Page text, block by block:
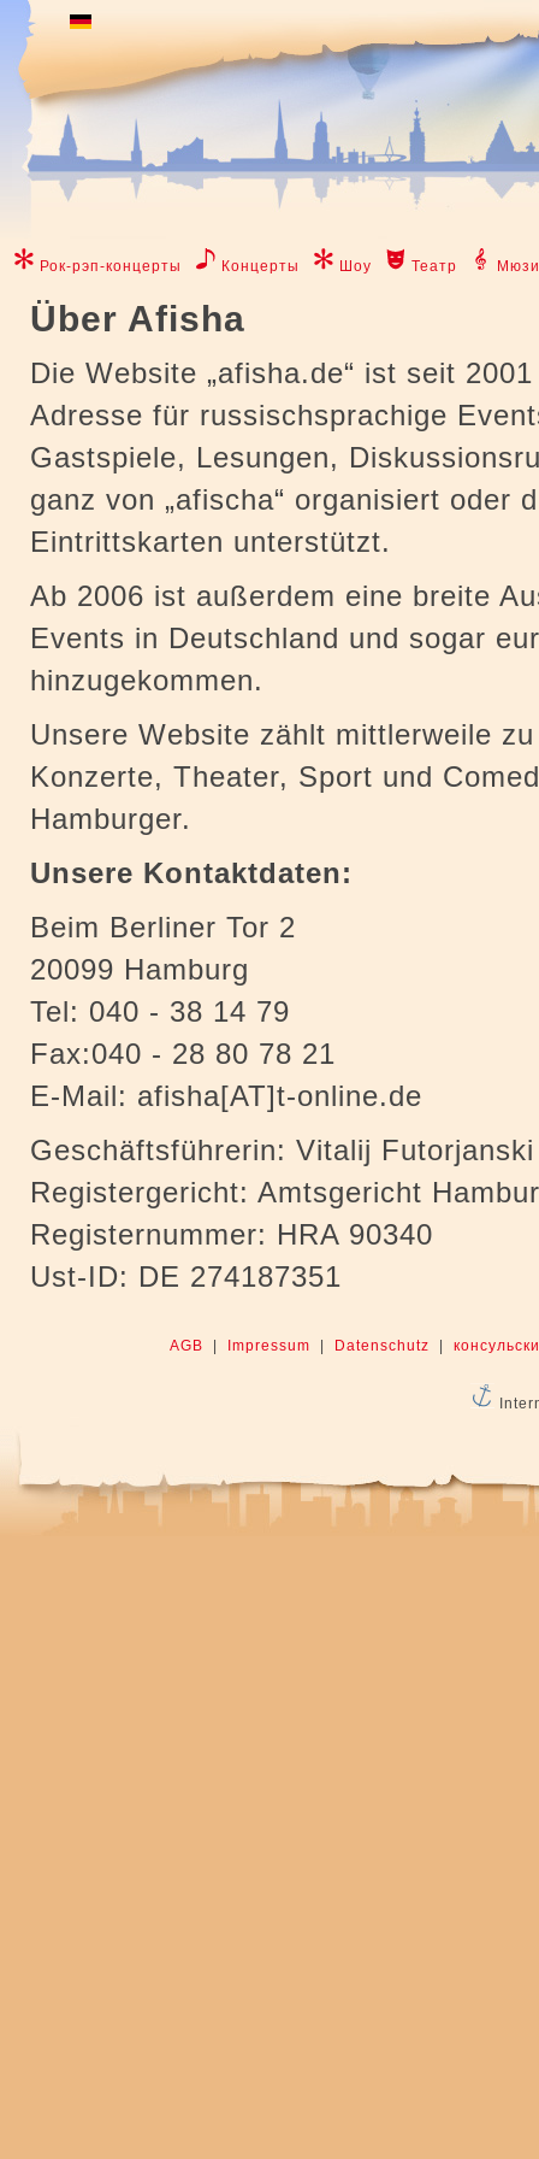
Рок-рэп-концерты Концерты Шоу Театр
Über Afisha
Die Website „afisha.de“ ist seit
Adresse für russischsprachige
Gastspiele, Lesungen,
ganz von „afischa“ organisiert oder
Eintrittskarten unterstützt.
Ab 2006 ist außerdem eine breite
Events in Deutschland und sogar
hinzugekommen.
Unsere Website zählt mittlerweile
Konzerte, Theater, Sport und
Hamburger.
Unsere Kontaktdaten:
Beim Berliner Tor 2
20099 Hamburg
Tel: 040 - 38 14 79
Fax:040 - 28 80 78 21
E-Mail: afisha[AT]t-online.de
Geschäftsführerin: Vitalij Futorjanski
Registergericht: Amtsgericht
Registernummer: HRA 90340
Ust-ID: DE 274187351
AGB Impressum Datenschutz